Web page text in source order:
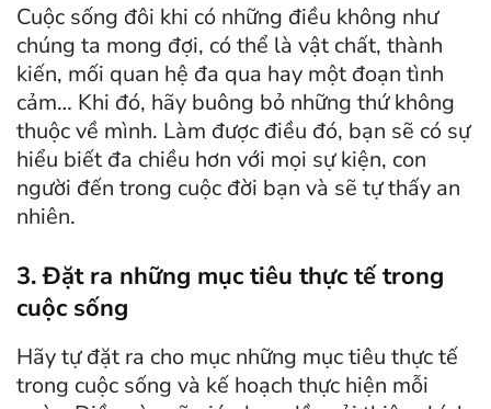
Cuộc sống đôi khi có những điều không như
chúng ta mong đợi, có thể là vật chất, thành
kiến, mối quan hệ đa qua hay một đoạn tình
cảm… Khi đó, hãy buông bỏ những thứ không
thuộc về mình. Làm được điều đó, bạn sẽ có sự
hiểu biết đa chiều hơn với mọi sự kiện, con
người đến trong cuộc đời bạn và sẽ tự thấy an
nhiên.
3. Đặt ra những mục tiêu thực tế trong
cuộc sống
Hãy tự đặt ra cho mục những mục tiêu thực tế
trong cuộc sống và kế hoạch thực hiện mỗi